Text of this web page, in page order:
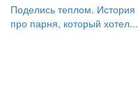
Поделись теплом. История
про парня, который хотел...